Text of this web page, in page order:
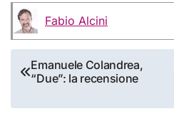
Fabio Alcini
Navigazione
articoli
Emanuele Colandrea,
“Due”: la recensione